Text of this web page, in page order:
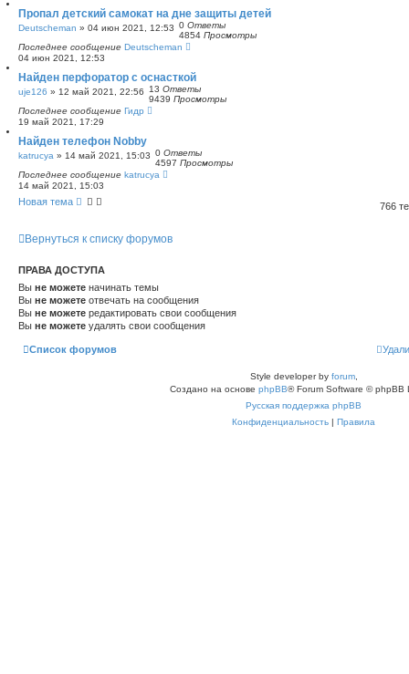
Пропал детский самокат на дне защиты детей
Deutscheman » 04 июн 2021, 12:53 0 Ответы
4854 Просмотры
Последнее сообщение Deutscheman
04 июн 2021, 12:53
Найден перфоратор с оснасткой
uje126 » 12 май 2021, 22:56 13 Ответы
9439 Просмотры
Последнее сообщение Гидр
19 май 2021, 17:29
Найден телефон Nobby
katrucya » 14 май 2021, 15:03 0 Ответы
4597 Просмотры
Последнее сообщение katrucya
14 май 2021, 15:03
Новая тема 766
Вернуться к списку форумов
ПРАВА ДОСТУПА
Вы не можете начинать темы
Вы не можете отвечать на сообщения
Вы не можете редактировать свои сообщения
Вы не можете удалять свои сообщения
Список форумов
Style developer by forum,
Создано на основе phpBB® Forum Software © phpBB
Русская поддержка phpBB
Конфиденциальность | Правила